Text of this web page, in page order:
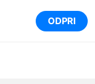
ODPRI